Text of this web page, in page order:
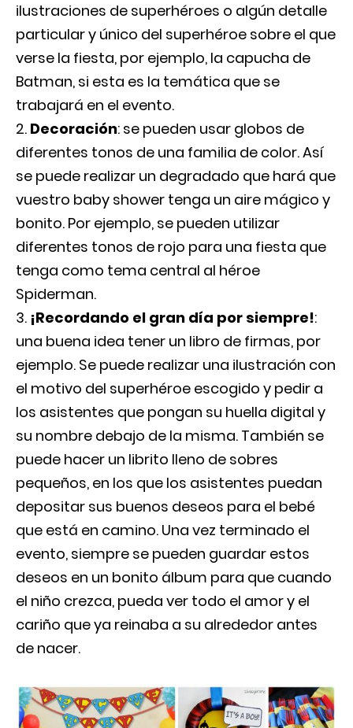
ilustraciones de superhéroes o algún detalle
particular y único del superhéroe sobre el que
verse la fiesta, por ejemplo, la capucha de
Batman, si esta es la temática que se
trabajará en el evento.
Decoración: se pueden usar globos de
diferentes tonos de una familia de color. Así
se puede realizar un degradado que hará que
vuestro baby shower tenga un aire mágico y
bonito. Por ejemplo, se pueden utilizar
diferentes tonos de rojo para una fiesta que
tenga como tema central al héroe
Spiderman.
¡Recordando el gran día por siempre!:
una buena idea tener un libro de firmas, por
ejemplo. Se puede realizar una ilustración con
el motivo del superhéroe escogido y pedir a
los asistentes que pongan su huella digital y
su nombre debajo de la misma. También se
puede hacer un librito lleno de sobres
pequeños, en los que los asistentes puedan
depositar sus buenos deseos para el bebé
que está en camino. Una vez terminado el
evento, siempre se pueden guardar estos
deseos en un bonito álbum para que cuando
el niño crezca, pueda ver todo el amor y el
cariño que ya reinaba a su alrededor antes
de nacer.